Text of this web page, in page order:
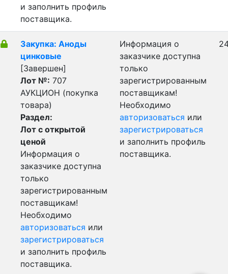
и заполнить профиль
поставщика.
Закупка: Аноды
цинковые
[Завершен]
Лот №: 707
АУКЦИОН (покупка
товара)
Раздел:
Лот с открытой
ценой
Информация о
заказчике доступна
только
зарегистрированным
поставщикам!
Необходимо
авторизоваться или
зарегистрироваться
и заполнить профиль
поставщика.
Информация о
заказчике доступна
только
зарегистрированным
поставщикам!
Необходимо
авторизоваться или
зарегистрироваться
и заполнить профиль
поставщика.